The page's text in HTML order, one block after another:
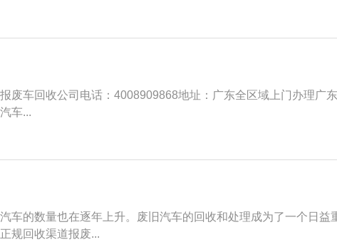
废车回收公司电话：4008909868地址：广东全区域上门办理广
车...
车的数量也在逐年上升。废旧汽车的回收和处理成为了一个日益
规回收渠道报废...